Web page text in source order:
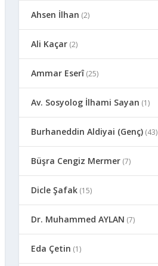
Ahsen İlhan (2)
Ali Kaçar (2)
Ammar Eserî(25)
Av. Sosyolog İlhami Sayan (1)
Burhaneddin Aldiyai (Genç) (43)
Büşra Cengiz Mermer (7)
Dicle Şafak (15)
Dr. Muhammed AYLAN (7)
Eda Çetin (1)